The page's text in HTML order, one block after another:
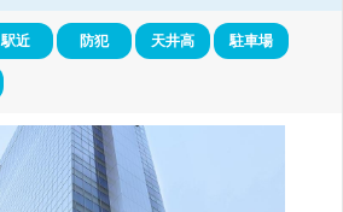
駅近 防犯 天井高 駐車場